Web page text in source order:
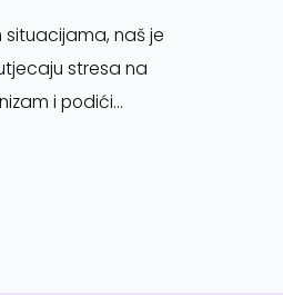
naš je
stresa na
i podići…